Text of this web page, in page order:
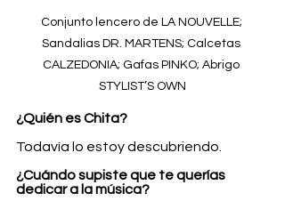
Conjunto lencero de LA NOUVELLE;
Sandalias DR. MARTENS; Calcetas
CALZEDONIA; Gafas PINKO; Abrigo
STYLIST’S OWN
¿Quién es Chita?
Todavía lo estoy descubriendo.
¿Cuándo supiste que te querías
dedicar a la música?